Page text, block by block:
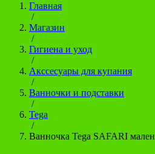
Главная
/
Магазин
/
Гигиена и уход
/
Акссесуары для купания
/
Ванночки и подставки
/
Tega
/
Ванночка Tega SAFARI